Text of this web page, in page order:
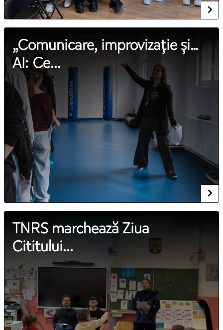
„Comunicare, improvizație și…
AI: Ce...
TNRS marchează Ziua
Cititului...